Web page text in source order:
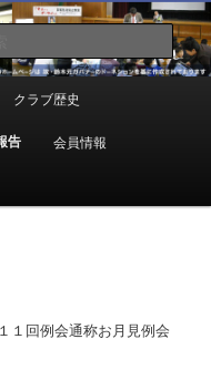
ブ
検
索
クラブ歴史
告 会員情報
１回例会通称お月見例会